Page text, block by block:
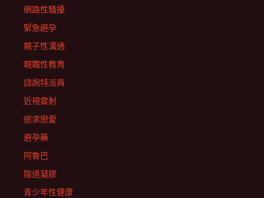
網路性騷擾
緊急避孕
親子性溝通
親職性教育
諮詢特派員
近視雷射
追求戀愛
避孕藥
阿魯巴
陰道凝膠
青少年性健康